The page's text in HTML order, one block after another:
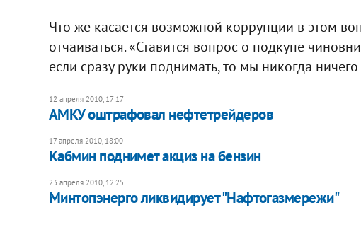
Что же касается возможной коррупции в этом
отчаиваться. «Ставится вопрос о подкупе
если сразу руки поднимать, то мы никогда
12 апреля 2010, 17:17
АМКУ оштрафовал нефтетрейдеров
17 апреля 2010, 18:00
Кабмин поднимет акциз на бензин
23 апреля 2010, 12:25
Минтопэнерго ликвидирует "Нафтогазмережи"